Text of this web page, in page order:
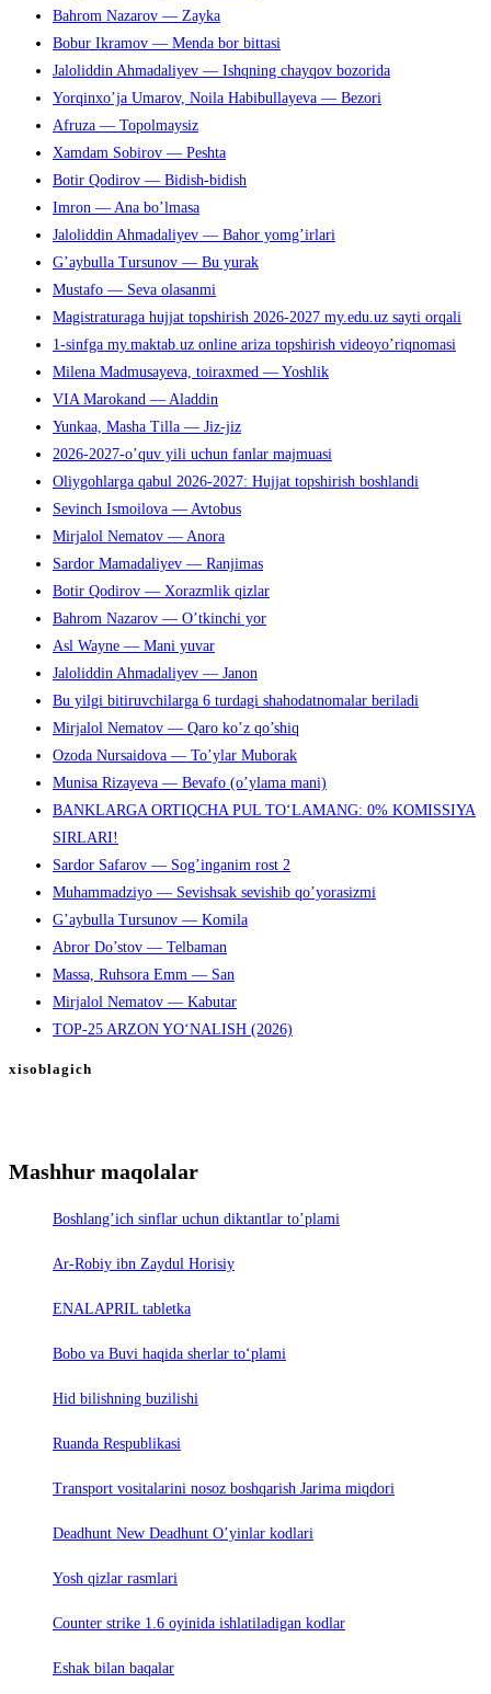
поиска.
Bahrom Nazarov — Zayka
Bobur Ikramov — Menda bor bittasi
Jaloliddin Ahmadaliyev — Ishqning chayqov bozorida
Yorqinxo’ja Umarov, Noila Habibullayeva — Bezori
Afruza — Topolmaysiz
Xamdam Sobirov — Peshta
Botir Qodirov — Bidish-bidish
Imron — Ana bo’lmasa
Jaloliddin Ahmadaliyev — Bahor yomg’irlari
G’aybulla Tursunov — Bu yurak
Mustafo — Seva olasanmi
Magistraturaga hujjat topshirish 2026-2027 my.edu.uz sayti orqali
1-sinfga my.maktab.uz online ariza topshirish videoyo’riqnomasi
Milena Madmusayeva, toiraxmed — Yoshlik
VIA Marokand — Aladdin
Yunkaa, Masha Tilla — Jiz-jiz
2026-2027-o’quv yili uchun fanlar majmuasi
Oliygohlarga qabul 2026-2027: Hujjat topshirish boshlandi
Sevinch Ismoilova — Avtobus
Mirjalol Nematov — Anora
Sardor Mamadaliyev — Ranjimas
Botir Qodirov — Xorazmlik qizlar
Bahrom Nazarov — O’tkinchi yor
Asl Wayne — Mani yuvar
Jaloliddin Ahmadaliyev — Janon
Bu yilgi bitiruvchilarga 6 turdagi shahodatnomalar beriladi
Mirjalol Nematov — Qaro ko’z qo’shiq
Ozoda Nursaidova — To’ylar Muborak
Munisa Rizayeva — Bevafo (o’ylama mani)
BANKLARGA ORTIQCHA PUL TO‘LAMANG: 0% KOMISSIYA
SIRLARI!
Sardor Safarov — Sog’inganim rost 2
Muhammadziyo — Sevishsak sevishib qo’yorasizmi
G’aybulla Tursunov — Komila
Abror Do’stov — Telbaman
Massa, Ruhsora Emm — San
Mirjalol Nematov — Kabutar
TOP-25 ARZON YO‘NALISH (2026)
xisoblagich
Mashhur maqolalar
Boshlang’ich sinflar uchun diktantlar to’plami
Ar-Robiy ibn Zaydul Horisiy
ENALAPRIL tabletka
Bobo va Buvi haqida sherlar to‘plami
Hid bilishning buzilishi
Ruanda Respublikasi
Trаnsport vositаlаrini nosoz boshqаrish Jаrimа miqdori
Deadhunt New Deadhunt O’yinlar kodlari
Yosh qizlar rasmlari
Counter strike 1.6 oyinida ishlatiladigan kodlar
Eshak bilan baqalar